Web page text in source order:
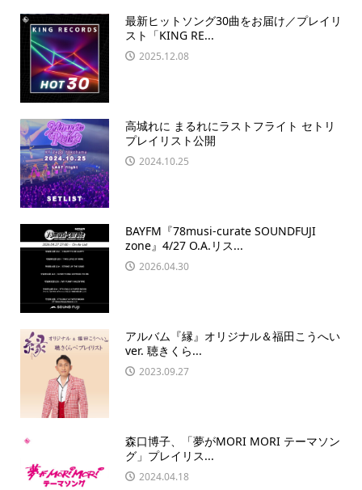
最新ヒットソング30曲をお届け／プレイリ
スト「KING RE...
2025.12.08
高城れに まるれにラストフライト セトリ
プレイリスト公開
2024.10.25
BAYFM『78musi-curate SOUNDFUJI
zone』4/27 O.A.リス...
2026.04.30
アルバム『縁』オリジナル＆福田こうへい
ver. 聴きくら...
2023.09.27
森口博子、「夢がMORI MORI テーマソン
グ」プレイリス...
2024.04.18